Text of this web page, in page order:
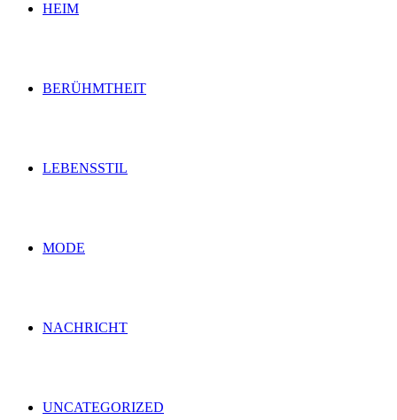
HEIM
BERÜHMTHEIT
LEBENSSTIL
MODE
NACHRICHT
UNCATEGORIZED